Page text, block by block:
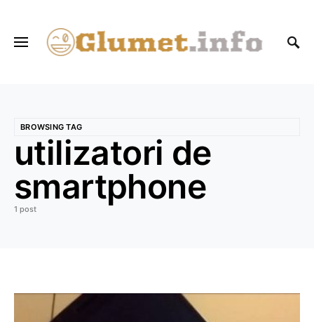
BROWSING TAG
utilizatori de
smartphone
1 post